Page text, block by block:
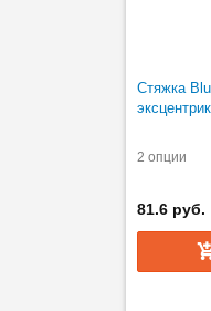
Стяжка
2 опции
81.6 руб.